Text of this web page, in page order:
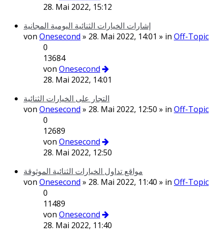
28. Mai 2022, 15:12
إشارات الخيارات الثنائية اليومية المجانية
von Onesecond » 28. Mai 2022, 14:01 » in Off-Topic
0
13684
von Onesecond
28. Mai 2022, 14:01
التجار على الخيارات الثنائية
von Onesecond » 28. Mai 2022, 12:50 » in Off-Topic
0
12689
von Onesecond
28. Mai 2022, 12:50
مواقع تداول الخيارات الثنائية الموثوقة
von Onesecond » 28. Mai 2022, 11:40 » in Off-Topic
0
11489
von Onesecond
28. Mai 2022, 11:40